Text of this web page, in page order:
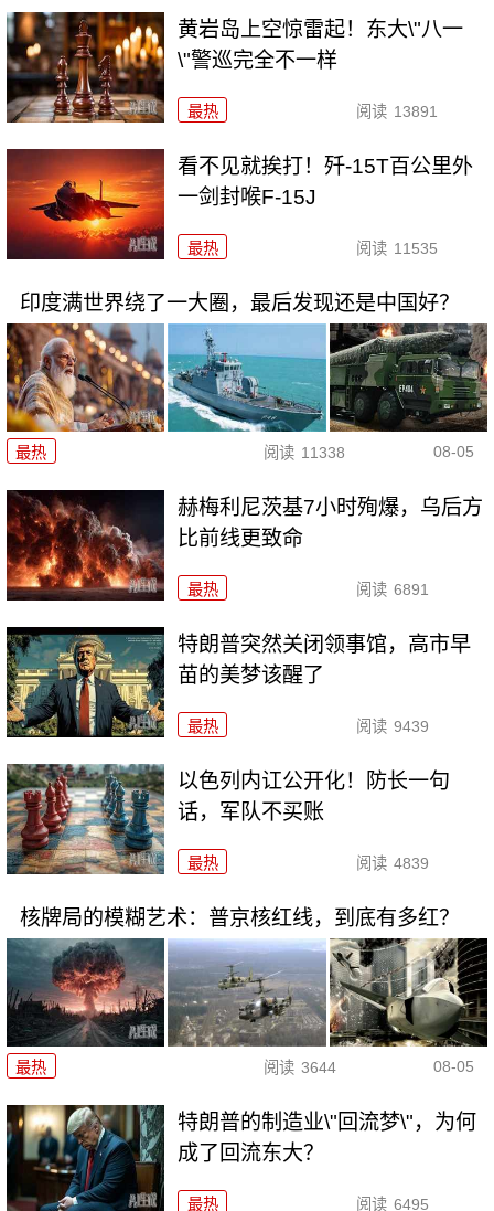
黄岩岛上空惊雷起！东大\"八一
\"警巡完全不一样
最热 阅读 13891
看不见就挨打！歼-15T百公里外
一剑封喉F-15J
最热 阅读 11535
印度满世界绕了一大圈，最后发现还是中国好？
最热 阅读 11338 08-05
赫梅利尼茨基7小时殉爆，乌后方
比前线更致命
最热 阅读 6891
特朗普突然关闭领事馆，高市早
苗的美梦该醒了
最热 阅读 9439
以色列内讧公开化！防长一句
话，军队不买账
最热 阅读 4839
核牌局的模糊艺术：普京核红线，到底有多红？
最热 阅读 3644 08-05
特朗普的制造业\"回流梦\"，为何
成了回流东大？
最热 阅读 6495